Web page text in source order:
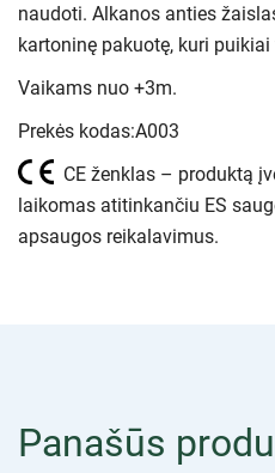
naudoti. Alkanos anties
kartoninę pakuotę, kuri
Vaikams nuo +3m.
Prekės kodas:A003
CE ženklas – produktą
laikomas atitinkančiu ES
apsaugos reikalavimus.
Panašūs